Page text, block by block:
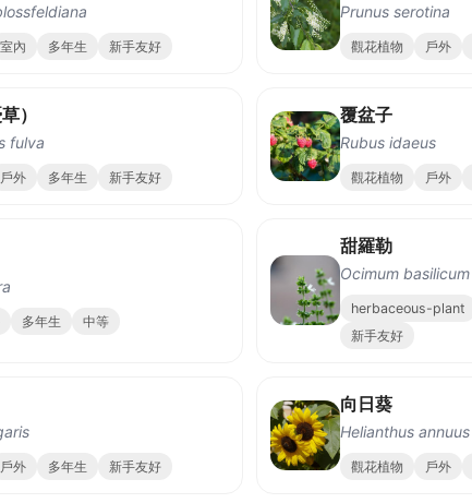
室內 多年生 新手友好
Prunus serotina
觀花植物 戶外
）
fulva
戶外 多年生 新手友好
覆盆子
Rubus idaeus
觀花植物 戶外
多年生 中等
甜羅勒
Ocimum basilicum
herbaceous-plant
新手友好
戶外 多年生 新手友好
向日葵
Helianthus annuus
觀花植物 戶外